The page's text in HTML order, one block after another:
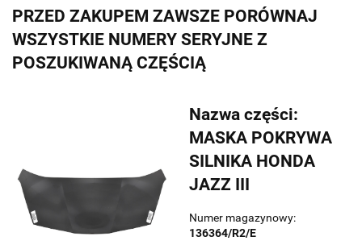
PRZED ZAKUPEM ZAWSZE PORÓWNAJ
WSZYSTKIE NUMERY SERYJNE Z
POSZUKIWANĄ CZĘŚCIĄ
Nazwa części:
MASKA POKRYWA
SILNIKA HONDA
JAZZ III
Numer magazynowy:
136364/R2/E